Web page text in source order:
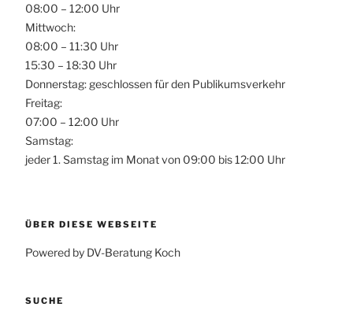
08:00 – 12:00 Uhr
Mittwoch:
08:00 – 11:30 Uhr
15:30 – 18:30 Uhr
Donnerstag: geschlossen für den Publikumsverkehr
Freitag:
07:00 – 12:00 Uhr
Samstag:
jeder 1. Samstag im Monat von 09:00 bis 12:00 Uhr
ÜBER DIESE WEBSEITE
Powered by DV-Beratung Koch
SUCHE